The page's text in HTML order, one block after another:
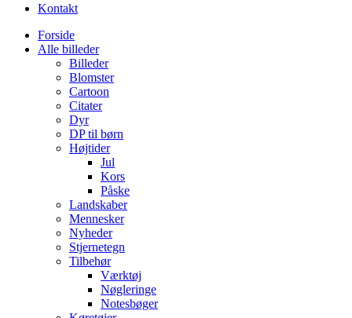
Kontakt
Forside
Alle billeder
Billeder
Blomster
Cartoon
Citater
Dyr
DP til børn
Højtider
Jul
Kors
Påske
Landskaber
Mennesker
Nyheder
Stjernetegn
Tilbehør
Værktøj
Nøgleringe
Notesbøger